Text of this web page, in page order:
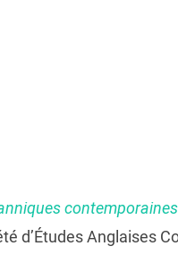
contemporaines
d’Études Anglaises